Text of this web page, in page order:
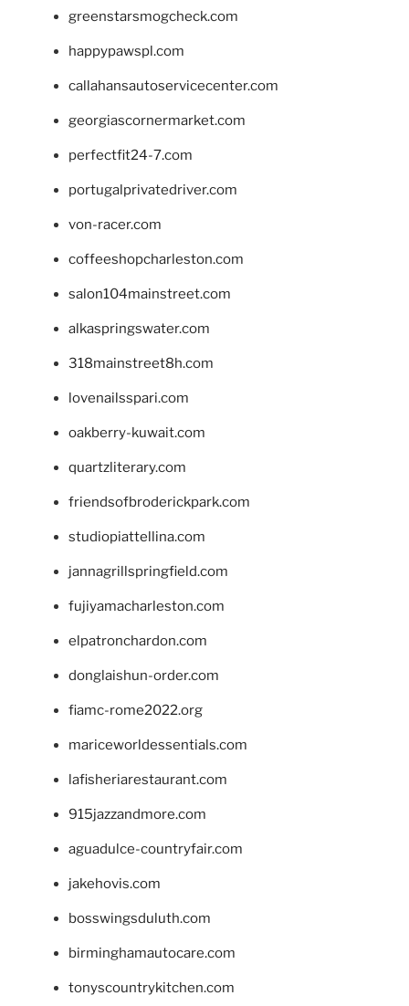
greenstarsmogcheck.com
happypawspl.com
callahansautoservicecenter.com
georgiascornermarket.com
perfectfit24-7.com
portugalprivatedriver.com
von-racer.com
coffeeshopcharleston.com
salon104mainstreet.com
alkaspringswater.com
318mainstreet8h.com
lovenailsspari.com
oakberry-kuwait.com
quartzliterary.com
friendsofbroderickpark.com
studiopiattellina.com
jannagrillspringfield.com
fujiyamacharleston.com
elpatronchardon.com
donglaishun-order.com
fiamc-rome2022.org
mariceworldessentials.com
lafisheriarestaurant.com
915jazzandmore.com
aguadulce-countryfair.com
jakehovis.com
bosswingsduluth.com
birminghamautocare.com
tonyscountrykitchen.com